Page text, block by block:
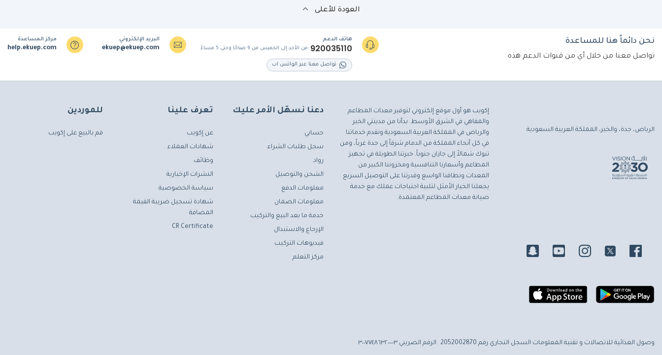
العودة للأعلى
نحن دائماً هنا للمساعدة
تواصل معنا من خلال أي من قنوات الدعم هذه
هاتف الدعم
920035110 من الأحد إلى الخميس من 9 صباحًا وحتى 5 مساءً
تواصل معنا عبر الواتس اب
البريد الإلكتروني
ekuep@ekuep.com
مركز المساعدة
help.ekuep.com
الرياض، جدة، والخبر، المملكة العربية السعودية
إكويب هو أول موقع إلكتروني لتوفير معدات المطاعم
والمقاهي في الشرق الأوسط. بدأنا من مدينتي الخبر
والرياض في المملكة العربية السعودية ونقدم خدماتنا
في كل أنحاء المملكة من الدمام شرقاً إلى جدة غرباً، ومن
تبوك شمالاً إلى جازان جنوباً. خبرتنا الطويلة في تجهيز
المطاعم وأسعارنا التنافسية ومخزوننا الكبير من
المعدات ونطاقنا الواسع وقدرتنا على التوصيل السريع
يجعلنا الخيار الأمثل لتلبية احتياجات عملك مع خدمة
صيانة معدات المطاعم المعتمدة.
دعنا نسهّل الأمر عليك
حسابي
سجل طلبات الشراء
رواد
الشحن والتوصيل
معلومات الدفع
معلومات الضمان
خدمة ما بعد البيع والتركيب
الإرجاع والاستبدال
فيديوهات التركيب
مركز التعلم
تعرف علينا
عن إكويب
شهادات العملاء
وظائف
النشرات الإخبارية
سياسة الخصوصية
شهادة تسجيل ضريبة القيمة
المضافة
CR Certificate
للموردين
قم بالبيع على إكويب
وصول الغذائية للاتصالات و تقنية المعلومات السجل التجاري رقم 2052002870 الرقم الضريبي ٣٠٠٧٧٤٨٦٣٢٠٠٠٠٣